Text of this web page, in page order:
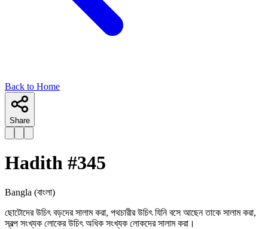
Back to Home
Share
Hadith #345
Bangla (বাংলা)
ছোটোদের উচিৎ বড়দের সালাম করা, পথচারীর উচিৎ যিনি বসে আছেন তাকে সালাম করা,
স্বল্প সংখ্যক লোকের উচিৎ অধিক সংখ্যক লোকদের সালাম করা।